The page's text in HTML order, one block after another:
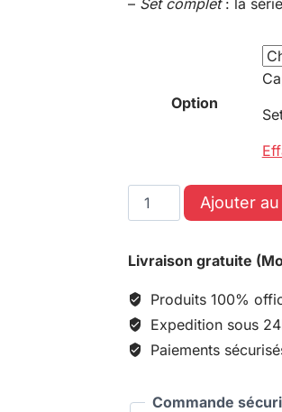
Option
Ajouter
Livraison gratuite
Produits 100%
Expedition sous
Paiements
Commande